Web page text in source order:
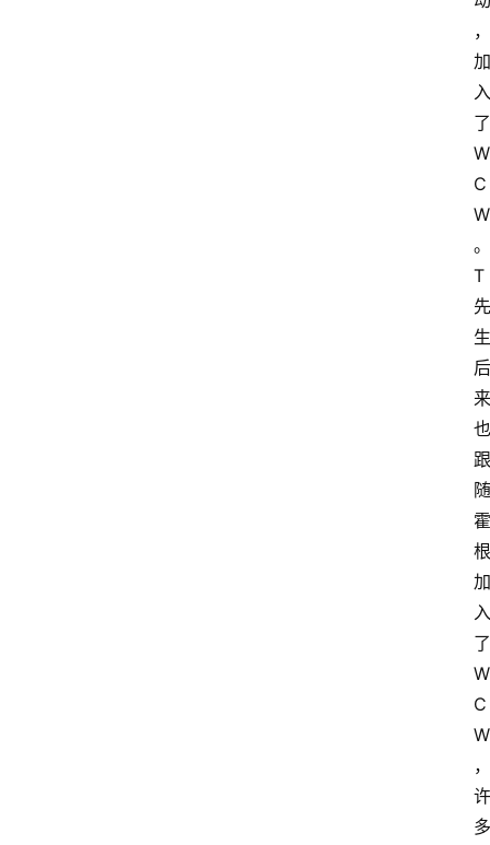
，
加
入
了
W
C
W
。
T
先
生
后
来
也
跟
随
霍
根
加
入
了
W
C
W
，
许
多